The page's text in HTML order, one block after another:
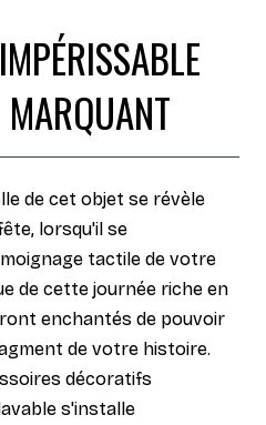
de cet objet se révèle
lorsqu'il se
tactile de votre
de cette journée riche en
enchantés de pouvoir
de votre histoire.
décoratifs
s'installe